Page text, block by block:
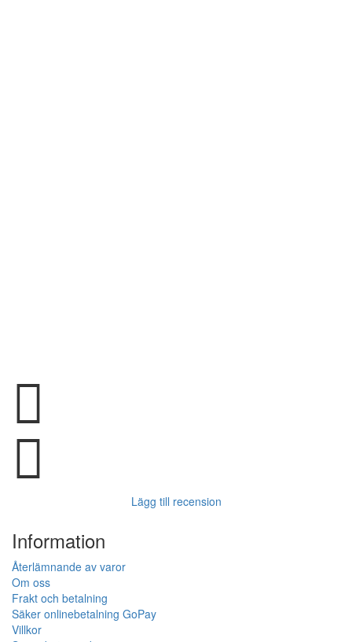
Lägg till recension
Information
Återlämnande av varor
Om oss
Frakt och betalning
Säker onlinebetalning GoPay
Villkor